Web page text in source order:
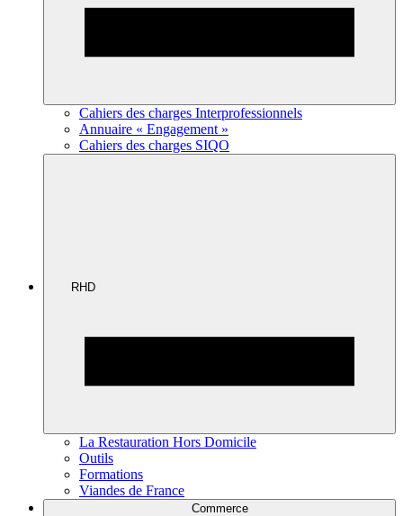
Cahiers des charges Interprofessionnels
Annuaire « Engagement »
Cahiers des charges SIQO
RHD
La Restauration Hors Domicile
Outils
Formations
Viandes de France
Commerce